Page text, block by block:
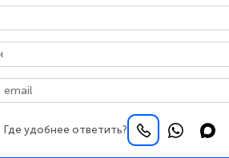
Где удобнее ответить?